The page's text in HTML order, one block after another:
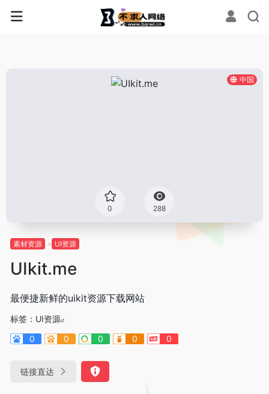
中国
0 288
素材资源 UI资源
UIkit.me
最便捷新鲜的uikit资源下载网站
标签： UI资源
0
0 0 0 0
链接直达